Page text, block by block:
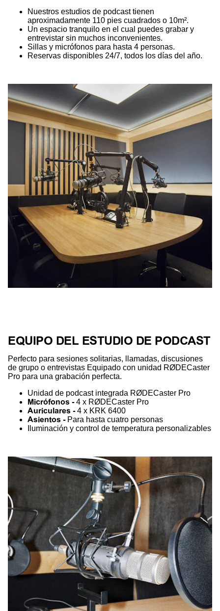
Nuestros estudios de podcast tienen
aproximadamente 110 pies cuadrados o 10m².
Un espacio tranquilo en el cual puedes grabar y
entrevistar sin muchos inconvenientes.
Sillas y micrófonos para hasta 4 personas.
Reservas disponibles 24/7, todos los días del año.
EQUIPO DEL ESTUDIO DE PODCAST
Perfecto para sesiones solitarias, llamadas, discusiones
de grupo o entrevistas Equipado con unidad RØDECaster
Pro para una grabación perfecta.
Unidad de podcast integrada RØDECaster Pro
Micrófonos - 4 x RØDECaster Pro
Auriculares - 4 x KRK 6400
Asientos - Para hasta cuatro personas
Iluminación y control de temperatura personalizables